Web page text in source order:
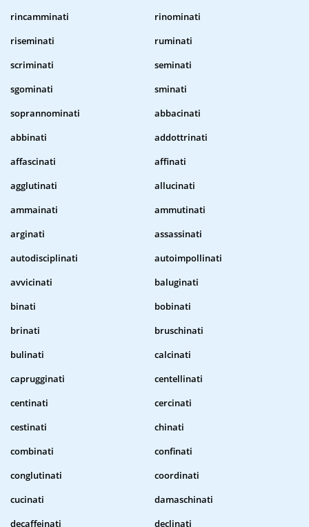
rincamminati
rinominati
riseminati
ruminati
scriminati
seminati
sgominati
sminati
soprannominati
abbacinati
abbinati
addottrinati
affascinati
affinati
agglutinati
allucinati
ammainati
ammutinati
arginati
assassinati
autodisciplinati
autoimpollinati
avvicinati
baluginati
binati
bobinati
brinati
bruschinati
bulinati
calcinati
caprugginati
centellinati
centinati
cercinati
cestinati
chinati
combinati
confinati
conglutinati
coordinati
cucinati
damaschinati
decaffeinati
declinati